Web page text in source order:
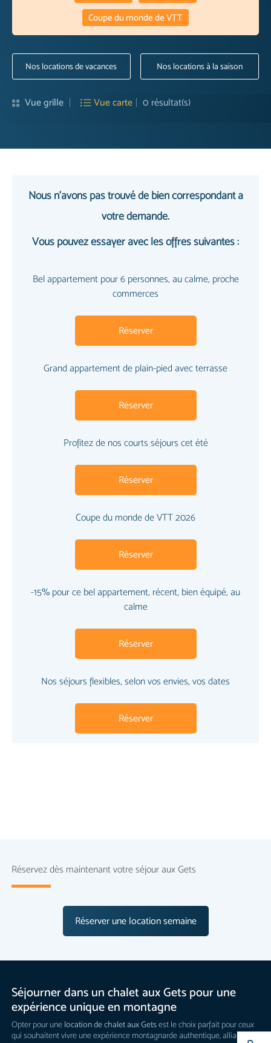
Coupe du monde de VTT
Nos locations de vacances Nos locations à la saison
Vue grille Vue carte 0 résultat(s)
Nous n'avons pas trouvé de bien correspondant a
votre demande.
Vous pouvez essayer avec les offres suivantes :
Bel appartement pour 6 personnes, au calme, proche
commerces
Réserver
Grand appartement de plain-pied avec terrasse
Réserver
Profitez de nos courts séjours cet été
Réserver
Coupe du monde de VTT 2026
Réserver
-15% pour ce bel appartement, récent, bien équipé, au
calme
Réserver
Nos séjours flexibles, selon vos envies, vos dates
Réserver
Réservez dès maintenant votre séjour aux Gets
Réserver une location semaine
Séjourner dans un chalet aux Gets pour une
expérience unique en montagne
Opter pour une location de chalet aux Getsest le choix parfait pour ceux
qui souhaitent vivre une expérience montagnarde authentique, alliant